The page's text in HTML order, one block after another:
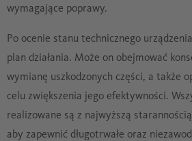
wymagające poprawy.
Po ocenie stanu technicznego
plan działania. Może on obejmować
wymianę uszkodzonych części, a także
celu zwiększenia jego efektywności.
realizowane są z najwyższą starannością
aby zapewnić długotrwałe oraz